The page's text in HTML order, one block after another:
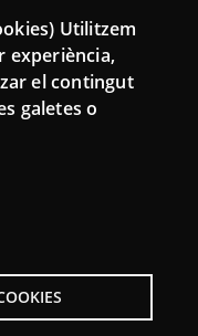
Utilitzem
experiència,
el contingut
galetes o